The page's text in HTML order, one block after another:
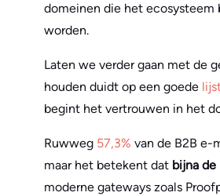
domeinen die het ecosysteem
worden.
Laten we verder gaan met de
houden duidt op een goede
begint het vertrouwen in het
Ruwweg 57,3% van de B2B e-
maar het betekent dat bijna
moderne gateways zoals